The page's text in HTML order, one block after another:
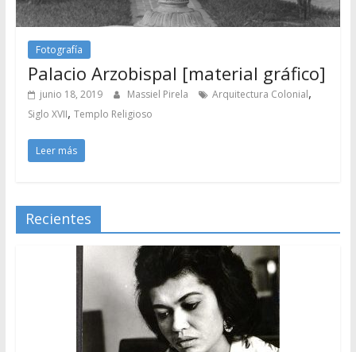
Fotografía
Palacio Arzobispal [material gráfico]
junio 18, 2019 Massiel Pirela Arquitectura Colonial,
Siglo XVII, Templo Religioso
Leer más
Recientes